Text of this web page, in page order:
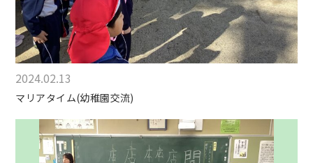
2024.02.13
マリアタイム(幼稚園交流)